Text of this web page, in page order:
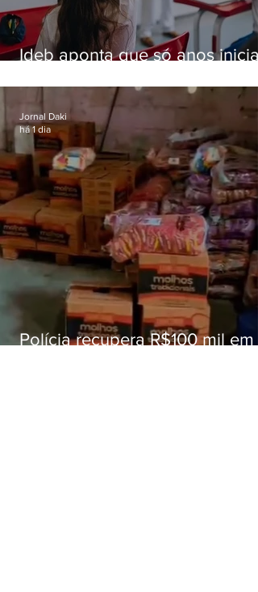
Ideb aponta que só anos
educação
Polícia recupera R$100 mil em
Jornal Daki
há 1 dia